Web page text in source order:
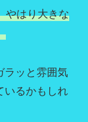
やはり大きな
ラッと雰囲気
いるかもしれ